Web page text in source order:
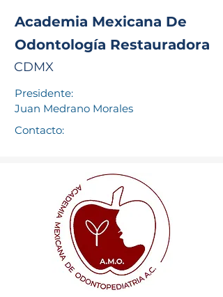
Academia Mexicana De
Odontología Restauradora
CDMX
Presidente:
Juan Medrano Morales
Contacto: